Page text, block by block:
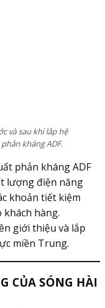
và sau khi lắp hệ
kháng ADF.
phản kháng ADF
lượng điện năng
khoản tiết kiệm
khách hàng.
giới thiệu và lắp
miền Trung.
CỦA SÓNG HÀI